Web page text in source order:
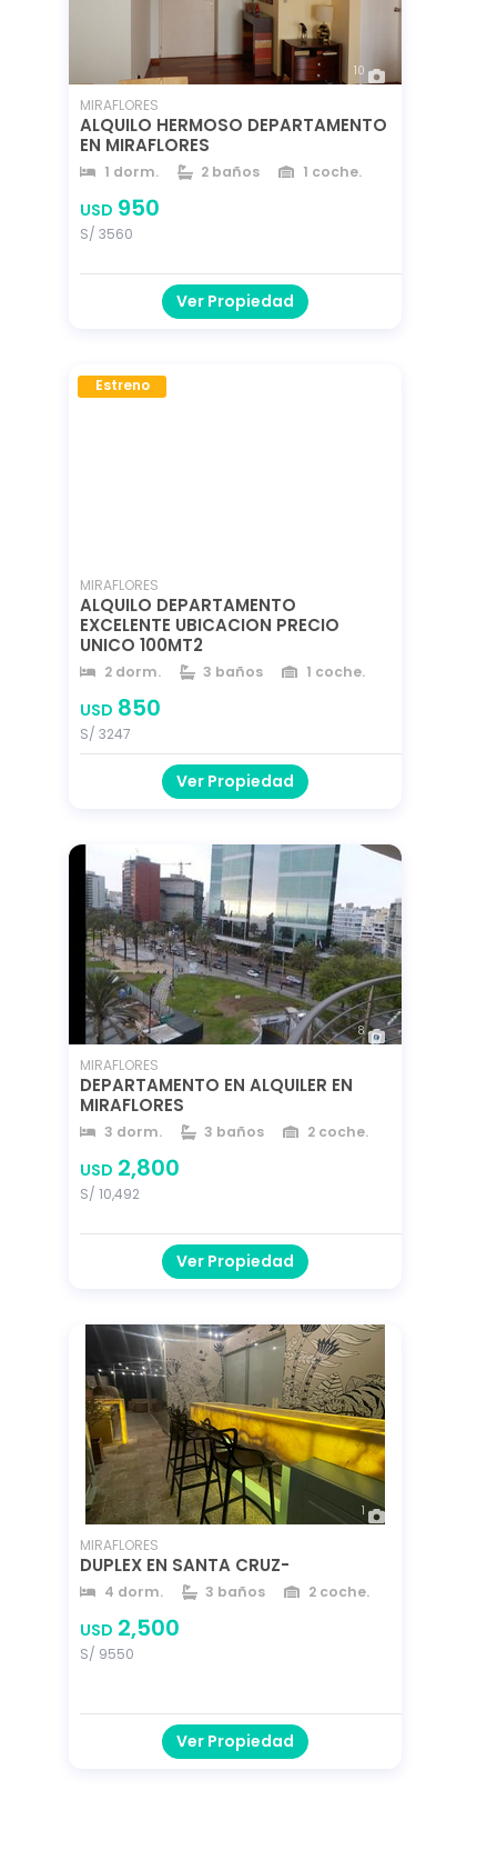
10
MIRAFLORES
ALQUILO HERMOSO DEPARTAMENTO
EN MIRAFLORES
1 dorm. 2 baños
1 coche.
90 m²
USD 950
S/ 3560
Ver Propiedad
Estreno
MIRAFLORES
ALQUILO DEPARTAMENTO
EXCELENTE UBICACION PRECIO
UNICO 100MT2
2 dorm. 3 baños
1 coche.
96 m²
año 2018
USD 850
S/ 3247
Ver Propiedad
8
MIRAFLORES
DEPARTAMENTO EN ALQUILER EN
MIRAFLORES
3 dorm. 3 baños
2 coche.
220 m²
USD 2,800
S/ 10,492
Ver Propiedad
1
MIRAFLORES
DUPLEX EN SANTA CRUZ-
4 dorm. 3 baños
2 coche.
252 m²
USD 2,500
S/ 9550
Ver Propiedad